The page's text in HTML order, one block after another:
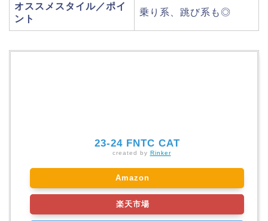
オススメスタイル／ポイ
ント
乗り系、跳び系も◎
23-24 FNTC CAT
created by Rinker
Amazon
楽天市場